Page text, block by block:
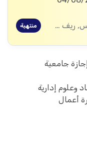
حلب, طرطوس, ريف دمشق, ديرالزور, درعا, السويداء, إدلب, القنيطرة, اللاذقية, الرقة, حمص, الحسكة, حماة منتهية
جامعية
وعلوم إدارية
أعمال